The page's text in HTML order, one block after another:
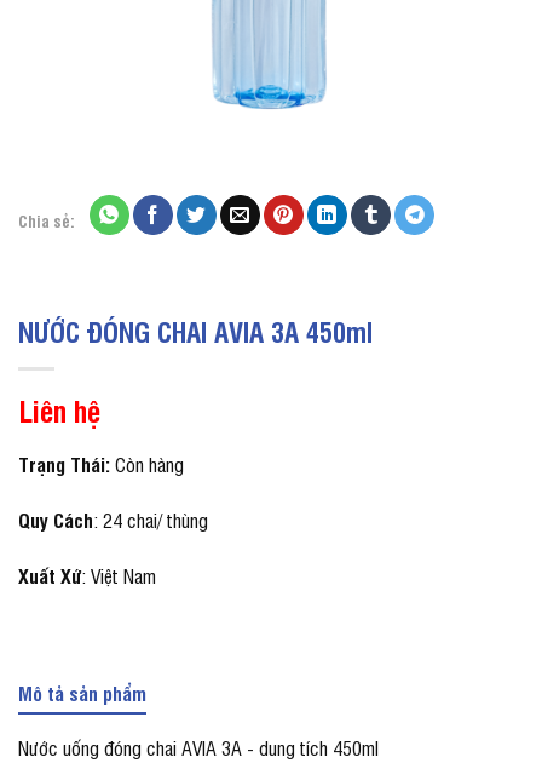
Chia sẻ:
NƯỚC ĐÓNG CHAI AVIA 3A 450ml
Liên hệ
Trạng Thái:Còn hàng
Quy Cách: 24 chai/ thùng
Xuất Xứ: Việt Nam
Mô tả sản phẩm
Nước uống đóng chai AVIA 3A - dung tích 450ml